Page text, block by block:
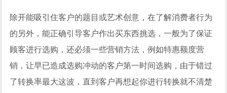
除开能吸引住客户的题目或艺术创意，在了解消费者行为
的另外，能正确引导客户作出买东西挑选，一般为了保证
顾客进行选购，还必须一些营销方法，例如特惠额度营
销，让早已造成选购冲动的客户第一时间选购，由于错过
了转换率最大这波，直到客户再想起你进行转换就不清楚